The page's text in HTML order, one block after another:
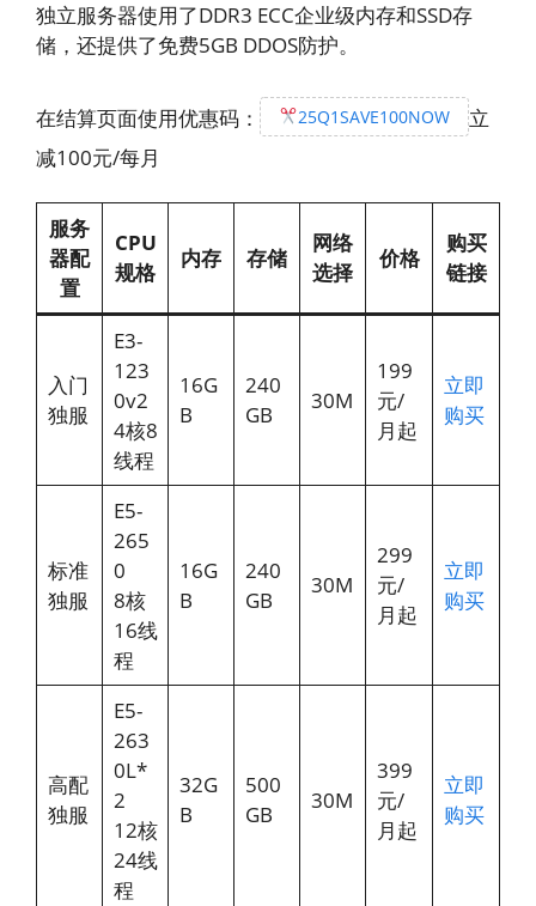
独立服务器使用了DDR3 ECC企业级内存和SSD存
储，还提供了免费5GB DDOS防护。
在结算页面使用优惠码： 25Q1SAVE100NOW
立
减100元/每月
服务
器配
置
CPU
规格
内存 存储
网络
选择
价格
购买
链接
入门
独服
E3-
123
0v2
4核8
线程
16G
B
240
GB
30M
199
元/
月起
立即
购买
标准
独服
E5-
265
0
8核
16线
程
16G
B
240
GB
30M
299
元/
月起
立即
购买
高配
独服
E5-
263
0L*
2
12核
24线
程
32G
B
500
GB
30M
399
元/
月起
立即
购买